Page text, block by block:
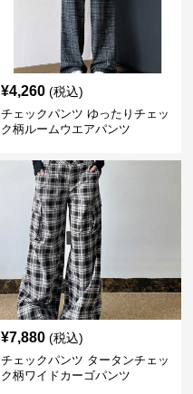
¥4,260 (税込)
チェックパンツ ゆったりチェッ
ク柄ルームウエアパンツ
¥7,880 (税込)
チェックパンツ タータンチェッ
ク柄ワイドカーゴパンツ